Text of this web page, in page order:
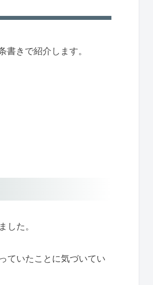
きで紹介します。
した。
ていたことに気づいてい